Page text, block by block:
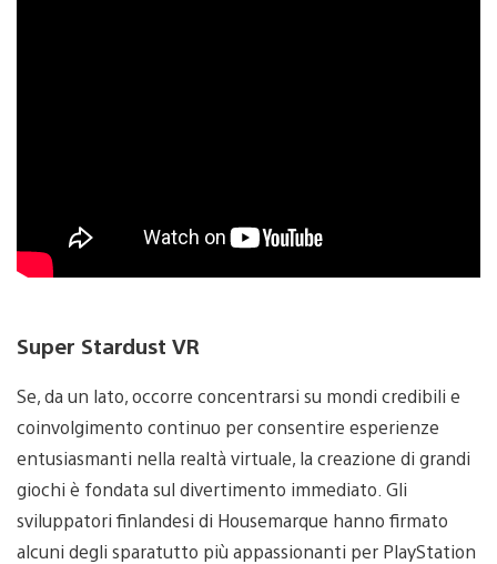
Super Stardust VR
Se, da un lato, occorre concentrarsi su mondi credibili e
coinvolgimento continuo per consentire esperienze
entusiasmanti nella realtà virtuale, la creazione di grandi
giochi è fondata sul divertimento immediato. Gli
sviluppatori finlandesi di Housemarque hanno firmato
alcuni degli sparatutto più appassionanti per PlayStation